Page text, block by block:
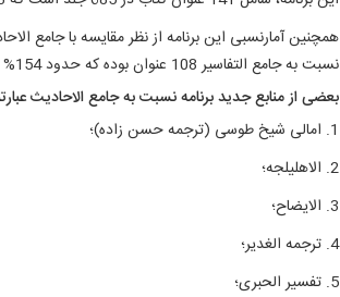
نسبت به جامع التفاسیر 108 عنوان بوده که حدود 154% افزایش را نشان می‌دهد. عناوین مشترک آن با جامع الاحادیث 111 عنوان و با جامع التفاسیر 34 عنوان می‌باشد.
بعضی از منابع جدید برنامه نسبت به جامع الاحادیث
1. امالی شیخ طوسی (ترجمه حسن زاده)؛
2. الاهلیلجه؛
3. الایضاح؛
4. ترجمه الغدیر؛
5. تفسیر الحبری؛